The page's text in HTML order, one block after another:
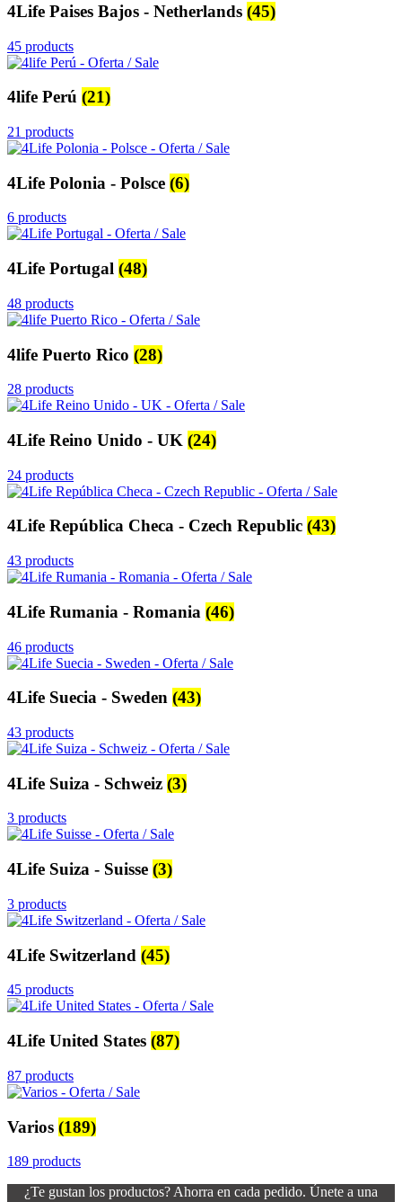
4Life Paises Bajos - Netherlands (45)
45 products
4life Perú (21)
21 products
4Life Polonia - Polsce (6)
6 products
4Life Portugal (48)
48 products
4life Puerto Rico (28)
28 products
4Life Reino Unido - UK (24)
24 products
4Life República Checa - Czech Republic (43)
43 products
4Life Rumania - Romania (46)
46 products
4Life Suecia - Sweden (43)
43 products
4Life Suiza - Schweiz (3)
3 products
4Life Suiza - Suisse (3)
3 products
4Life Switzerland (45)
45 products
4Life United States (87)
87 products
Varios (189)
189 products
¿Te gustan los productos? Ahorra en cada pedido. Únete a una